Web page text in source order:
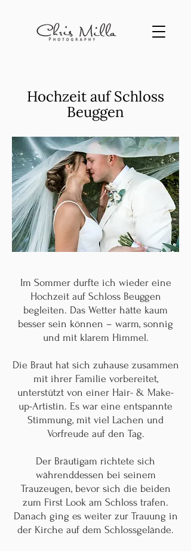
Hochzeit auf Schloss
Beuggen
Im Sommer durfte ich wieder eine
Hochzeit auf Schloss Beuggen
begleiten. Das Wetter hätte kaum
besser sein können – warm, sonnig
und mit klarem Himmel.
Die Braut hat sich zuhause zusammen
mit ihrer Familie vorbereitet,
unterstützt von einer Hair- & Make-
up-Artistin. Es war eine entspannte
Stimmung, mit viel Lachen und
Vorfreude auf den Tag.
Der Bräutigam richtete sich
währenddessen bei seinem
Trauzeugen, bevor sich die beiden
zum First Look am Schloss trafen.
Danach ging es weiter zur Trauung in
der Kirche auf dem Schlossgelände.